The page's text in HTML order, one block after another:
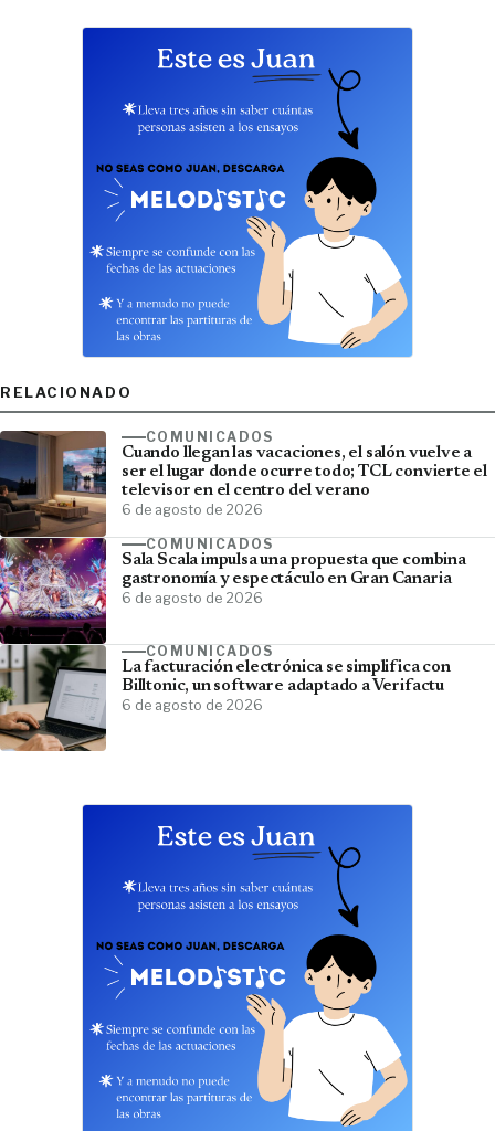
RELACIONADO
COMUNICADOS
Cuando llegan las vacaciones, el salón vuelve a
ser el lugar donde ocurre todo; TCL convierte el
televisor en el centro del verano
6 de agosto de 2026
COMUNICADOS
Sala Scala impulsa una propuesta que combina
gastronomía y espectáculo en Gran Canaria
6 de agosto de 2026
COMUNICADOS
La facturación electrónica se simplifica con
Billtonic, un software adaptado a Verifactu
6 de agosto de 2026